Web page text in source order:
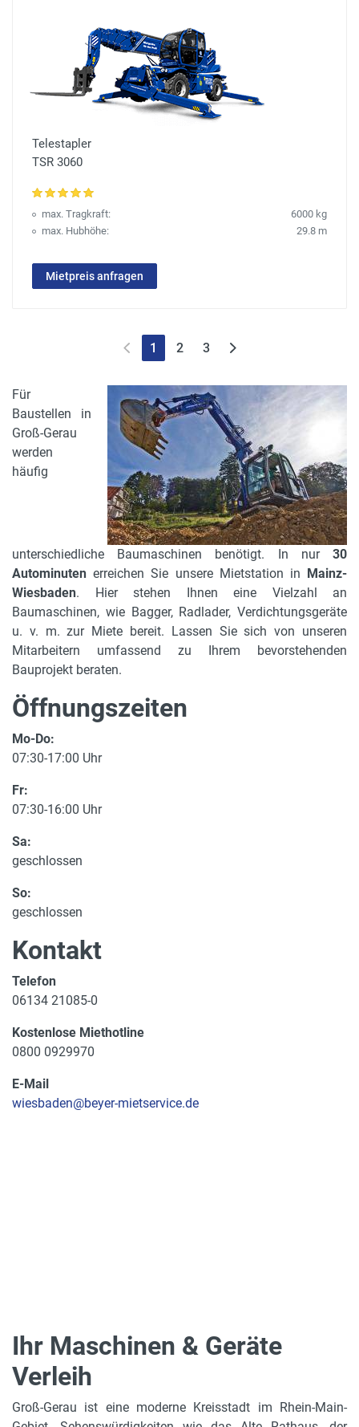
Telestapler
TSR 3060
max. Tragkraft:
6000 kg
max. Hubhöhe:
29.8 m
Mietpreis anfragen
1 2 3
Für
Baustellen in
Groß-Gerau
werden
häufig
unterschiedliche Baumaschinen benötigt. In nur 30
Autominuten erreichen Sie unsere Mietstation in Mainz-
Wiesbaden. Hier stehen Ihnen eine Vielzahl an
Baumaschinen, wie Bagger, Radlader, Verdichtungsgeräte
u. v. m. zur Miete bereit. Lassen Sie sich von unseren
Mitarbeitern umfassend zu Ihrem bevorstehenden
Bauprojekt beraten.
Öffnungszeiten
Mo-Do:
07:30-17:00 Uhr
Fr:
07:30-16:00 Uhr
Sa:
geschlossen
So:
geschlossen
Kontakt
Telefon
06134 21085-0
Kostenlose Miethotline
0800 0929970
E-Mail
wiesbaden@beyer-mietservice.de
Ihr Maschinen & Geräte
Verleih
Groß-Gerau ist eine moderne Kreisstadt im Rhein-Main-